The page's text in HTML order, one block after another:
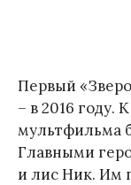
Первый
– в 2016
мультфильма
Главными
и лис Ник. Им